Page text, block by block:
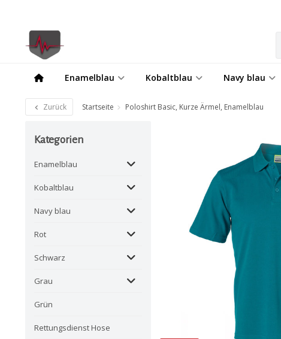
Enamelblau Kobaltblau Navy blau
Zurück Startseite Poloshirt Basic, Kurze Ärmel, Enamelblau
Kategorien
Enamelblau
Kobaltblau
Navy blau
Rot
Schwarz
Grau
Grün
Rettungsdienst Hose